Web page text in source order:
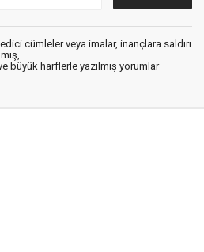
cümleler veya imalar, inançlara saldırı
büyük harflerle yazılmış yorumlar